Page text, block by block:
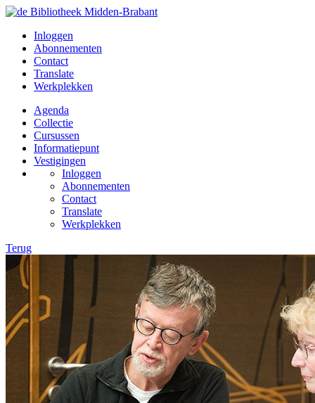
Inloggen
Abonnementen
Contact
Translate
Werkplekken
Agenda
Collectie
Cursussen
Informatiepunt
Vestigingen
Inloggen
Abonnementen
Contact
Translate
Werkplekken
Terug